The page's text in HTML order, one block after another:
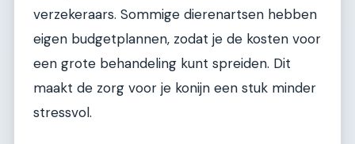
verzekeraars. Sommige dierenartsen hebben
eigen budgetplannen, zodat je de kosten voor
een grote behandeling kunt spreiden. Dit
maakt de zorg voor je konijn een stuk minder
stressvol.